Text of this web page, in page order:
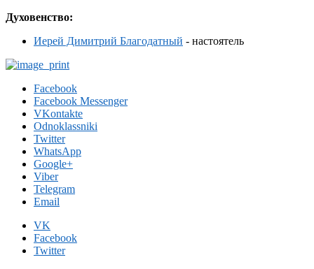
Духовенство:
Иерей Димитрий Благодатный - настоятель
Facebook
Facebook Messenger
VKontakte
Odnoklassniki
Twitter
WhatsApp
Google+
Viber
Telegram
Email
VK
Facebook
Twitter